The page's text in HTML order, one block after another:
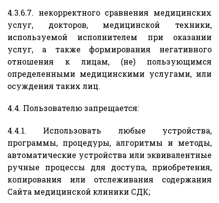
4.3.6.7. некорректного сравнения медицинских
услуг, докторов, медицинской техники,
используемой исполнителем при оказании
услуг, а также формирования негативного
отношения к лицам, (не) пользующимся
определенными медицинскими услугами, или
осуждения таких лиц.
4.4. Пользователю запрещается:
4.4.1. Использовать любые устройства,
программы, процедуры, алгоритмы и методы,
автоматические устройства или эквивалентные
ручные процессы для доступа, приобретения,
копирования или отслеживания содержания
Сайта медицинской клиники СДК;